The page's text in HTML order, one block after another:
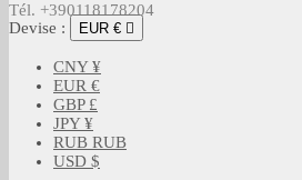
Tél. +390118178204
Devise :
EUR € 
CNY ¥
EUR €
GBP £
JPY ¥
RUB RUB
USD $